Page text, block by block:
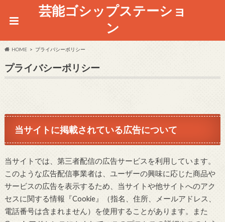
芸能ゴシップステーショ
ン
HOME プライバシーポリシー
プライバシーポリシー
当サイトに掲載されている広告について
当サイトでは、第三者配信の広告サービスを利用しています。
このような広告配信事業者は、ユーザーの興味に応じた商品や
サービスの広告を表示するため、当サイトや他サイトへのアク
セスに関する情報『Cookie』（指名、住所、メールアドレス、
電話番号は含まれません）を使用することがあります。また